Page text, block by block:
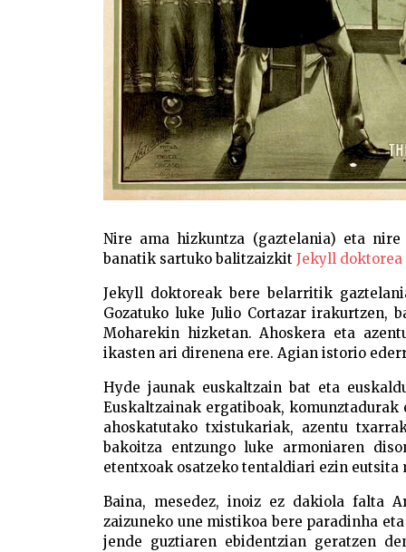
Nire ama hizkuntza (gaztelania) eta
banatik sartuko balitzaizkit Jekyll
Jekyll doktoreak bere belarritik
Gozatuko luke Julio Cortazar
Moharekin hizketan. Ahoskera eta
ikasten ari direnena ere. Agian istorio
Hyde jaunak euskaltzain bat eta
Euskaltzainak ergatiboak,
ahoskatutako txistukariak, azentu
bakoitza entzungo luke armoniaren
etentxoak osatzeko tentaldiari ezin
Baina, mesedez, inoiz ez dakiola falta
zaizuneko une mistikoa bere paradinha
jende guztiaren ebidentzian geratzen